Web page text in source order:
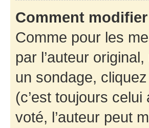
Comment
Comme pour les
par l’auteur
un sondage,
(c’est toujours
voté, l’auteur peut